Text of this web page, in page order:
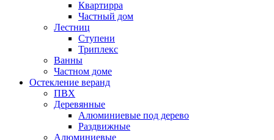
Квартирра
Частный дом
Лестниц
Ступени
Триплекс
Ванны
Частном доме
Остекление веранд
ПВХ
Деревянные
Алюминиевые под дерево
Раздвижные
Алюминиевые